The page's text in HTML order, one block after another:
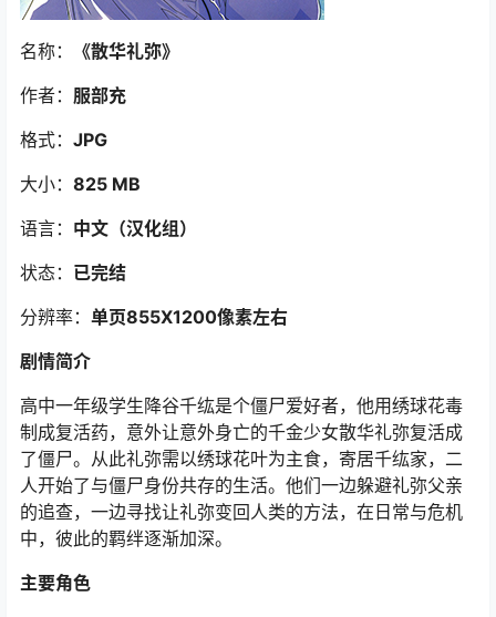
名称：
《散华礼弥》
作者： 服部充
格式： JPG
大小： 825 MB
语言： 中文（汉化组）
状态： 已完结
分辨率： 单页855X1200像素左右
剧情简介
高中一年级学生降谷千纮是个僵尸爱好者，他用绣球花毒
制成复活药，意外让意外身亡的千金少女散华礼弥复活成
了僵尸。从此礼弥需以绣球花叶为主食，寄居千纮家，二
人开始了与僵尸身份共存的生活。他们一边躲避礼弥父亲
的追查，一边寻找让礼弥变回人类的方法，在日常与危机
中，彼此的羁绊逐渐加深。
主要角色